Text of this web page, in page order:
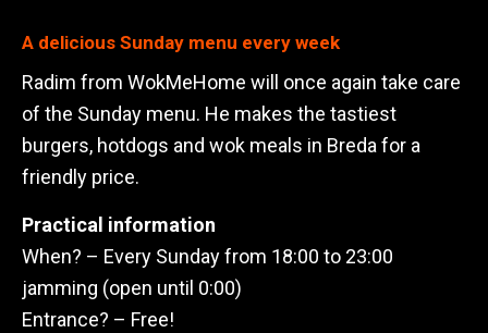
A delicious Sunday menu every week
Radim from WokMeHome will once again take care
of the Sunday menu. He makes the tastiest
burgers, hotdogs and wok meals in Breda for a
friendly price.
Practical information
When? – Every Sunday from 18:00 to 23:00
jamming (open until 0:00)
Entrance? – Free!